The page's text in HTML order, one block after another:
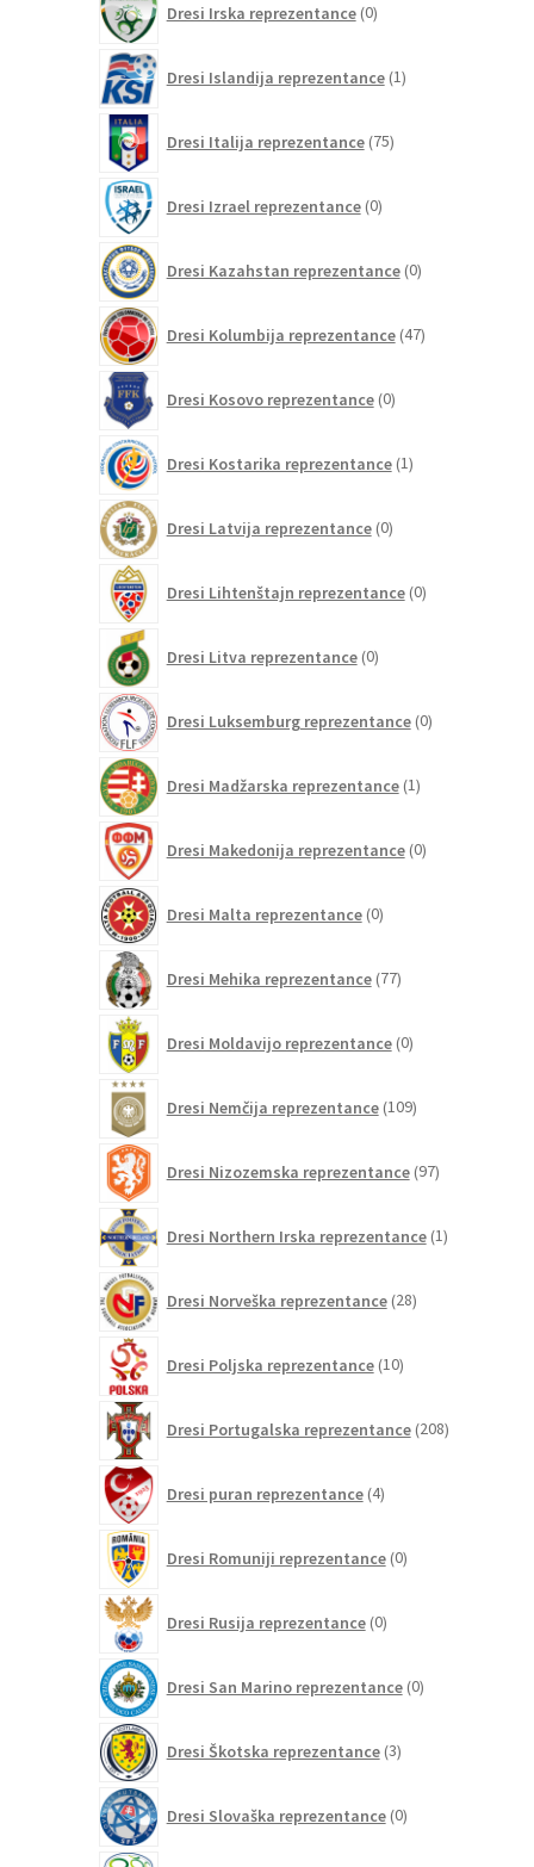
Dresi Irska reprezentance 0izdelkov
Dresi Islandija reprezentance 1izdelek
Dresi Italija reprezentance 75izdelkov
Dresi Izrael reprezentance 0izdelkov
Dresi Kazahstan reprezentance 0izdelkov
Dresi Kolumbija reprezentance 47izdelkov
Dresi Kosovo reprezentance 0izdelkov
Dresi Kostarika reprezentance 1izdelek
Dresi Latvija reprezentance 0izdelkov
Dresi Lihtenštajn reprezentance 0izdelkov
Dresi Litva reprezentance 0izdelkov
Dresi Luksemburg reprezentance 0izdelkov
Dresi Madžarska reprezentance 1izdelek
Dresi Makedonija reprezentance 0izdelkov
Dresi Malta reprezentance 0izdelkov
Dresi Mehika reprezentance 77izdelkov
Dresi Moldavijo reprezentance 0izdelkov
Dresi Nemčija reprezentance 109izdelkov
Dresi Nizozemska reprezentance 97izdelkov
Dresi Northern Irska reprezentance 1izdelek
Dresi Norveška reprezentance 28izdelkov
Dresi Poljska reprezentance 10izdelkov
Dresi Portugalska reprezentance 208izdelkov
Dresi puran reprezentance 4izdelki
Dresi Romuniji reprezentance 0izdelkov
Dresi Rusija reprezentance 0izdelkov
Dresi San Marino reprezentance 0izdelkov
Dresi Škotska reprezentance 3izdelki
Dresi Slovaška reprezentance 0izdelkov